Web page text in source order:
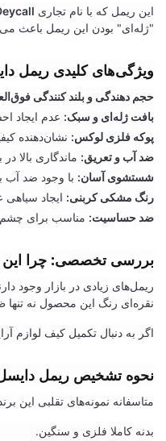
این ریمل که با نام تجاری
"ژله‌ای" بودن این ریمل باعث
ویژگی‌های کلیدی ریمل
حجم دهندگی و بلند کنندگی
بافت ژله‌ای و سبک: عدم ایجاد
پوکه فلزی لوکس: نشان‌دهنده
ضد آب و تعریق: ماندگاری بالا
شستشوی آسان: با وجود ضد آب
رنگ مشکی کربنی: ایجاد
ضد حساسیت: مناسب برای
بررسی تخصصی: چرا این
ریمل‌های زیادی در بازار وجود
نقره‌ای رنگ این محصول نه
اگر به دنبال تکمیل کیف لوازم
نحوه تشخیص ریمل
متاسفانه نمونه‌های تقلبی این
بدنه کاملا فلزی و سنگین.